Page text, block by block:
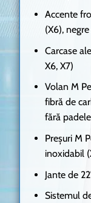
Accente
(X6),
Carcase
X6, X7)
Volan M
fibră de
fără
Preșuri M
inoxidabil
Jante de
Sistemul